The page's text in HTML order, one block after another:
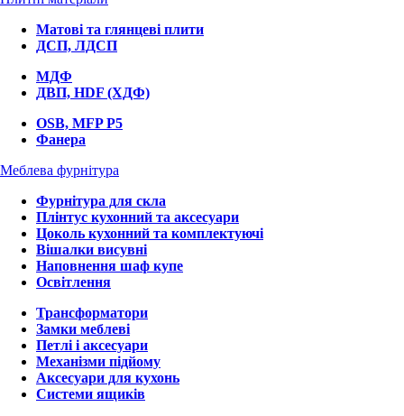
Матові та глянцеві плити
ДСП, ЛДСП
МДФ
ДВП, HDF (ХДФ)
OSB, MFP P5
Фанера
Меблева фурнітура
Фурнітура для скла
Плінтус кухонний та аксесуари
Цоколь кухонний та комплектуючі
Вішалки висувні
Наповнення шаф купе
Освітлення
Трансформатори
Замки меблеві
Петлі і аксесуари
Механізми підйому
Аксесуари для кухонь
Системи ящиків